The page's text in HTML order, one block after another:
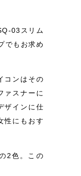
03スリム
でもお求め
コンはその
ァスナーに
ザインに仕
性にもおす
2色。この